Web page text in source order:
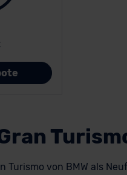
Turismo von BMW als